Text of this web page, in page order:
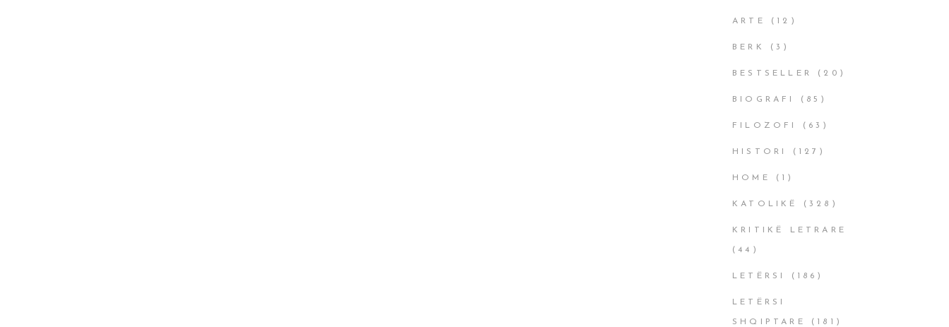
ARTE (12)
BERK (3)
BESTSELLER (20)
BIOGRAFI (85)
FILOZOFI (63)
HISTORI (127)
HOME (1)
KATOLIKË (328)
KRITIKË LETRARE
(44)
LETËRSI (186)
LETËRSI
SHQIPTARE (181)